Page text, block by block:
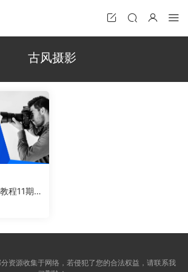
古风摄影
程11期》
资源收集于网络，若侵犯了您的合法权益，请联系我